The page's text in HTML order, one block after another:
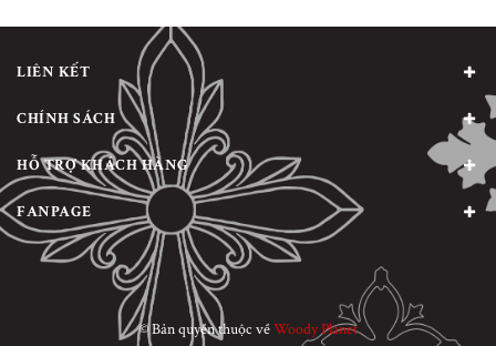
LIÊN KẾT
CHÍNH SÁCH
HỖ TRỢ KHÁCH HÀNG
FANPAGE
© Bản quyền thuộc vềWoody Planet